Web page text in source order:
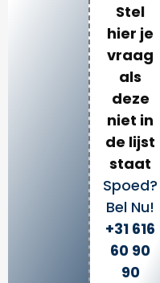
Stel
hier je
vraag
als
deze
niet in
de lijst
staat
Spoed?
Bel Nu!
+31 616
60 90
90